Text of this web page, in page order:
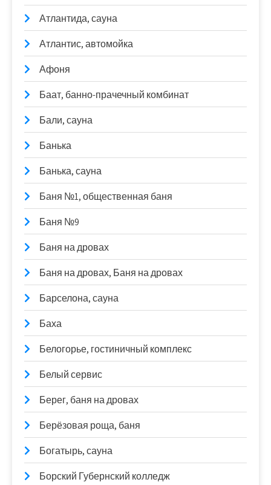
Атлантида, сауна
Атлантис, автомойка
Афоня
Баат, банно-прачечный комбинат
Бали, сауна
Банька
Банька, сауна
Баня №1, общественная баня
Баня №9
Баня на дровах
Баня на дровах, Баня на дровах
Барселона, сауна
Баха
Белогорье, гостиничный комплекс
Белый сервис
Берег, баня на дровах
Берёзовая роща, баня
Богатырь, сауна
Борский Губернский колледж